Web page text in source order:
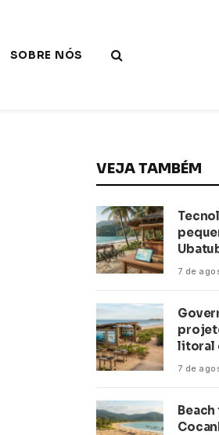
SOBRE NÓS
VEJA TAMBÉM
7 de
litoral
7 de
Beach